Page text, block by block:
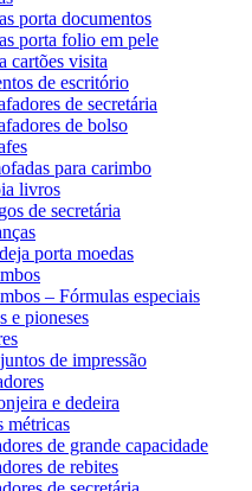
porta documentos
porta folio em pele
cartões visita
de escritório
de secretária
de bolso
para carimbo
livros
de secretária
porta moedas
– Fórmulas especiais
e pioneses
de impressão
e dedeira
métricas
de grande capacidade
de rebites